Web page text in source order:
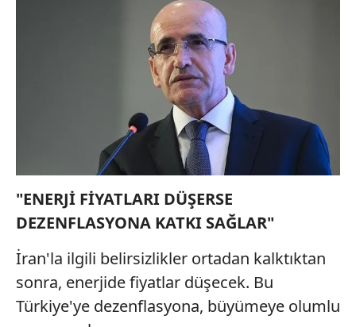
"ENERJİ FİYATLARI DÜŞERSE
DEZENFLASYONA KATKI SAĞLAR"
İran'la ilgili belirsizlikler ortadan kalktıktan
sonra, enerjide fiyatlar düşecek. Bu
Türkiye'ye dezenflasyona, büyümeye olumlu